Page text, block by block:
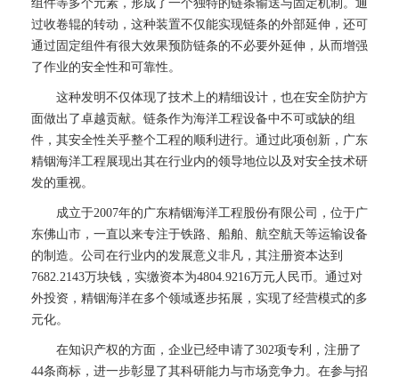
组件等多个元素，形成了一个独特的链条输送与固定机制。通
过收卷辊的转动，这种装置不仅能实现链条的外部延伸，还可
通过固定组件有很大效果预防链条的不必要外延伸，从而增强
了作业的安全性和可靠性。
这种发明不仅体现了技术上的精细设计，也在安全防护方
面做出了卓越贡献。链条作为海洋工程设备中不可或缺的组
件，其安全性关乎整个工程的顺利进行。通过此项创新，广东
精铟海洋工程展现出其在行业内的领导地位以及对安全技术研
发的重视。
成立于2007年的广东精铟海洋工程股份有限公司，位于广
东佛山市，一直以来专注于铁路、船舶、航空航天等运输设备
的制造。公司在行业内的发展意义非凡，其注册资本达到
7682.2143万块钱，实缴资本为4804.9216万元人民币。通过对
外投资，精铟海洋在多个领域逐步拓展，实现了经营模式的多
元化。
在知识产权的方面，企业已经申请了302项专利，注册了
44条商标，进一步彰显了其科研能力与市场竞争力。在参与招